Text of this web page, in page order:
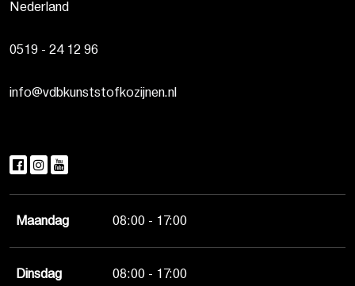
Nederland
0519 - 24 12 96
info@vdbkunststofkozijnen.nl
Maandag 08:00 - 17:00
Dinsdag 08:00 - 17:00